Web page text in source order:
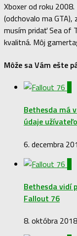
Xboxer od roku
(odchovalo ma
musím pridať Sea of
kvalitná. Môj
Môže sa Vám ešte
Bethesda má
údaje
6. decembra
Bethesda vidí
Fallout 76
8. októbra 2018